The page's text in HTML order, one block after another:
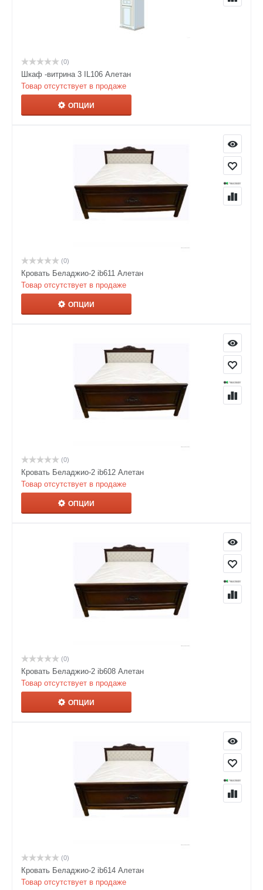
(0)
Шкаф -витрина 3 IL106 Алетан
Товар отсутствует в продаже
ОПЦИИ
(0)
Кровать Беладжио-2 ib611 Алетан
Товар отсутствует в продаже
ОПЦИИ
(0)
Кровать Беладжио-2 ib612 Алетан
Товар отсутствует в продаже
ОПЦИИ
(0)
Кровать Беладжио-2 ib608 Алетан
Товар отсутствует в продаже
ОПЦИИ
(0)
Кровать Беладжио-2 ib614 Алетан
Товар отсутствует в продаже